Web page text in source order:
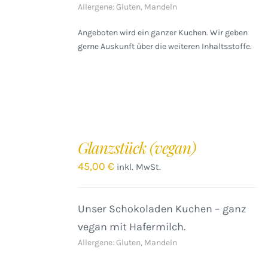
Allergene: Gluten, Mandeln
Angeboten wird ein ganzer Kuchen. Wir geben
gerne Auskunft über die weiteren Inhaltsstoffe.
Glanzstück (vegan)
45,00€ inkl. MwSt.
Unser Schokoladen Kuchen – ganz
vegan mit Hafermilch.
Allergene: Gluten, Mandeln